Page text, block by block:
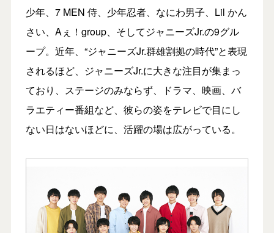
少年、7 MEN 侍、少年忍者、なにわ男子、Lil かん
さい、Aぇ！group、そしてジャニーズJr.の9グル
ープ。近年、“ジャニーズJr.群雄割拠の時代”と表現
されるほど、ジャニーズJr.に大きな注目が集まっ
ており、ステージのみならず、ドラマ、映画、バ
ラエティー番組など、彼らの姿をテレビで目にし
ない日はないほどに、活躍の場は広がっている。